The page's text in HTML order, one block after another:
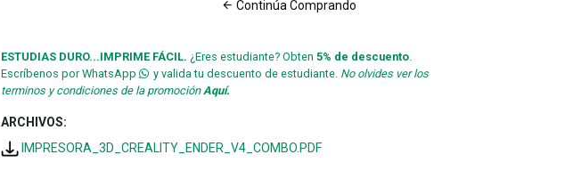
Continúa Comprando
ESTUDIAS DURO...IMPRIME FÁCIL. ¿Eres estudiante? Obten 5% de descuento.
Escríbenos por WhatsApp
y valida tu descuento de estudiante. No olvides ver los
terminos y condiciones de la promociónAquí.
ARCHIVOS:
IMPRESORA_3D_CREALITY_ENDER_V4_COMBO.PDF